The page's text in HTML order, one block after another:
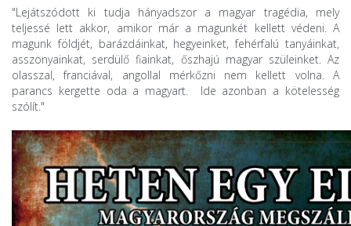
"Lejátszódott ki tudja hányadszor a magyar tragédia, mely
teljessé lett akkor, amikor már a magunkét kellett védeni. A
magunk földjét, barázdáinkat, hegyeinket, fehérfalú tanyáinkat,
asszonyainkat, serdülő fiainkat, őszhajú magyar szüleinket. Az
olasszal, franciával, angollal mérkőzni nem kellett volna. A
parancs kergette oda a magyart. Ide azonban a kötelesség
szólít."